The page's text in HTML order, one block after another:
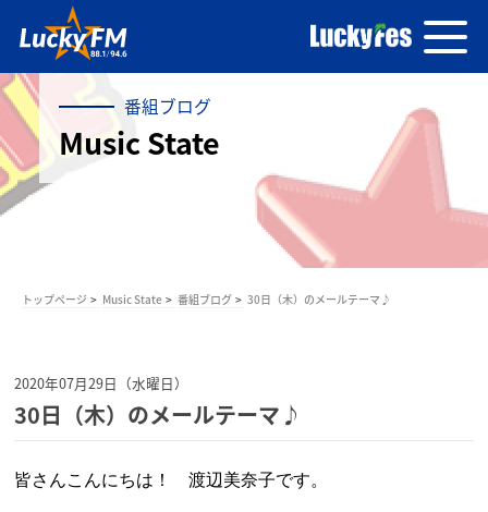
番組ブログ
Music State
トップページ Music State 番組ブログ 30日（木）のメールテーマ♪
2020年07月29日（水曜日）
30日（木）のメールテーマ♪
皆さんこんにちは！ 渡辺美奈子です。